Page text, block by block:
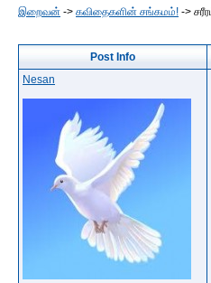
இறைவன் -> கவிதைகளின் சங்கமம்! ->
Post Info
Nesan